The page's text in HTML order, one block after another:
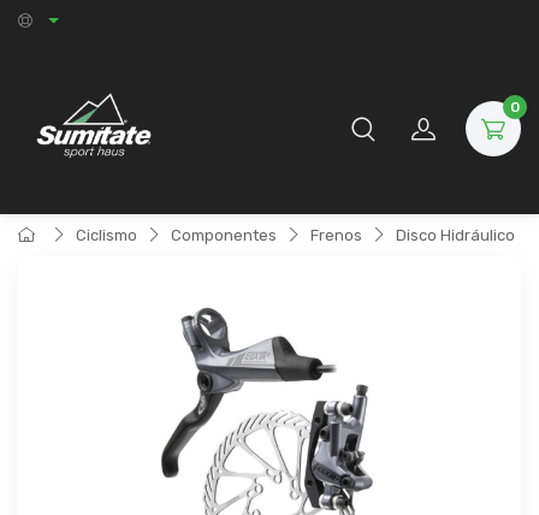
0
Ciclismo Componentes Frenos Disco Hidráulico